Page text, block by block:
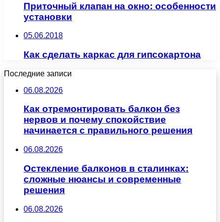
Приточный клапан на окно: особенности
установки
05.06.2018
Как сделать каркас для гипсокартона
Последние записи
06.08.2026
Как отремонтировать балкон без
нервов и почему спокойствие
начинается с правильного решения
06.08.2026
Остекление балконов в сталинках:
сложные нюансы и современные
решения
06.08.2026